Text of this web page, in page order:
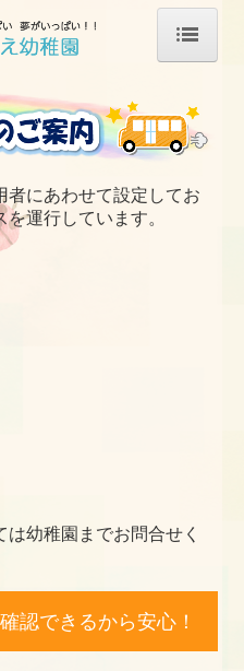
ト｜さかえ幼稚園の農育 食
者にあわせて設定してお
運行しています。
は幼稚園までお問合せく
認できるから安心！